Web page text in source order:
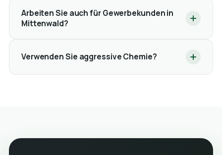
Arbeiten Sie auch für Gewerbekunden in
Mittenwald?
Verwenden Sie aggressive Chemie?